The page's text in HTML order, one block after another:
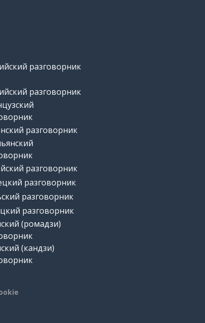
разговорник
разговорник
разговорник
разговорник
разговорник
разговорник
разговорник
(ромадзи)
(кандзи)